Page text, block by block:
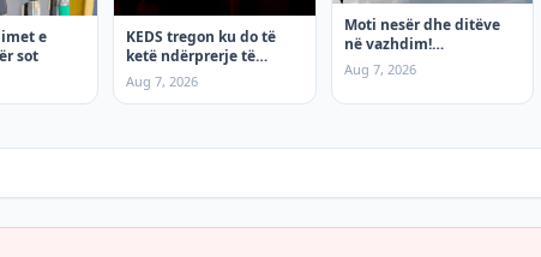
e
sot
KEDS tregon ku do të
ketë ndërprerje të
rrymës të shtunën, 8
Gusht!
Aug 7, 2026
Moti nesër dhe ditëve
në vazhdim!
(08.08.2026.) e shtunë
Aug 7, 2026